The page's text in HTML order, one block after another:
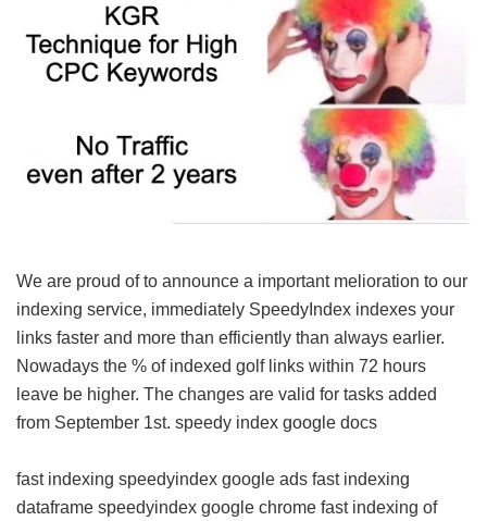
We are proud of to announce a important melioration to our
indexing service, immediately SpeedyIndex indexes your
links faster and more than efficiently than always earlier.
Nowadays the % of indexed golf links within 72 hours
leave be higher. The changes are valid for tasks added
from September 1st. speedy index google docs
fast indexing speedyindex google ads fast indexing
dataframe speedyindex google chrome fast indexing of